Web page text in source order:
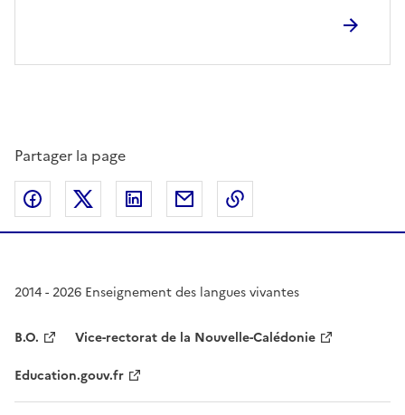
Partager la page
Partager sur Facebook
Partager sur Twitter
Partager sur LinkedIn
Partager par email
2014 - 2026 Enseignement des langues vivantes
B.O.
Vice-rectorat de la Nouvelle-Calédonie
Education.gouv.fr